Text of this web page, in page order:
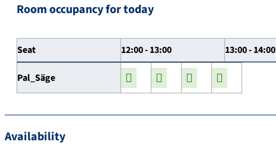
Room occupancy for today
Seat 12:00 - 13:00 13:00 - 14:00
Pal_Säge
Availability